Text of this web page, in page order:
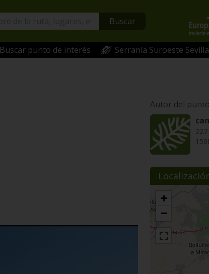
Buscar
Buscar punto de interés Serranía Suroeste
Autor del
+
−